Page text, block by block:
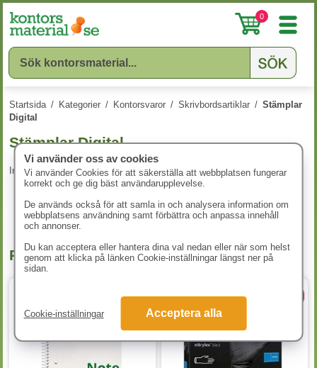
0
Startsida / Kategorier / Kontorsvaror / Skrivbordsartiklar / Stämplar
Digital
Stämplar Digital
Inga produkter att visa.
Populära produkter
2 varianter
Vi använder oss av cookies
Vi använder Cookies för att säkerställa att webbplatsen fungerar
korrekt och ge dig bäst användarupplevelse.
De används också för att samla in och analysera information om
webbplatsens användning samt förbättra och anpassa innehåll
och annonser.
Du kan acceptera eller hantera dina val nedan eller när som helst
genom att klicka på länken Cookie-inställningar längst ner på
sidan.
Cookie-inställningar Acceptera alla